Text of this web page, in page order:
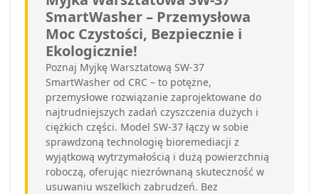
SmartWasher – Przemysłowa
Moc Czystości, Bezpiecznie i
Ekologicznie!
Poznaj Myjkę Warsztatową SW-37
SmartWasher od CRC – to potężne,
przemysłowe rozwiązanie zaprojektowane do
najtrudniejszych zadań czyszczenia dużych i
ciężkich części. Model SW-37 łączy w sobie
sprawdzoną technologię bioremediacji z
wyjątkową wytrzymałością i dużą powierzchnią
roboczą, oferując niezrównaną skuteczność w
usuwaniu wszelkich zabrudzeń. Bez